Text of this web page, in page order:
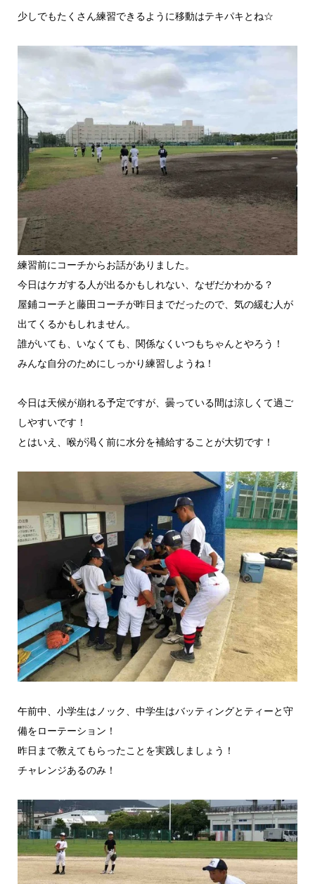
少しでもたくさん練習できるように移動はテキパキとね☆
練習前にコーチからお話がありました。
今日はケガする人が出るかもしれない、なぜだかわかる？
屋鋪コーチと藤田コーチが昨日までだったので、気の緩む人が
出てくるかもしれません。
誰がいても、いなくても、関係なくいつもちゃんとやろう！
みんな自分のためにしっかり練習しようね！
今日は天候が崩れる予定ですが、曇っている間は涼しくて過ご
しやすいです！
とはいえ、喉が渇く前に水分を補給することが大切です！
午前中、小学生はノック、中学生はバッティングとティーと守
備をローテーション！
昨日まで教えてもらったことを実践しましょう！
チャレンジあるのみ！